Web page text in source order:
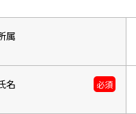
属
名 必須